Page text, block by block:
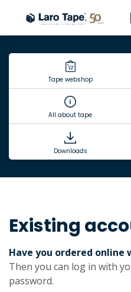
Tape webshop
All about tape
Downloads
Existing
Have you ordered online
Then you can log in with
password.